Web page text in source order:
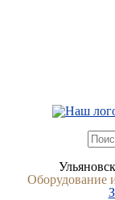
Оборудование